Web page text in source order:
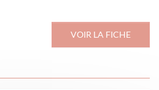
VOIR LA FICHE